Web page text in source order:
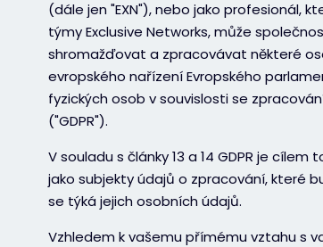
(dále jen "EXN"), nebo jako profesionál,
týmy Exclusive Networks, může
shromažďovat a zpracovávat některé
evropského nařízení Evropského
fyzických osob v souvislosti se
("GDPR").
V souladu s články 13 a 14 GDPR je
jako subjekty údajů o zpracování, které
se týká jejich osobních údajů.
Vzhledem k vašemu přímému vztahu s